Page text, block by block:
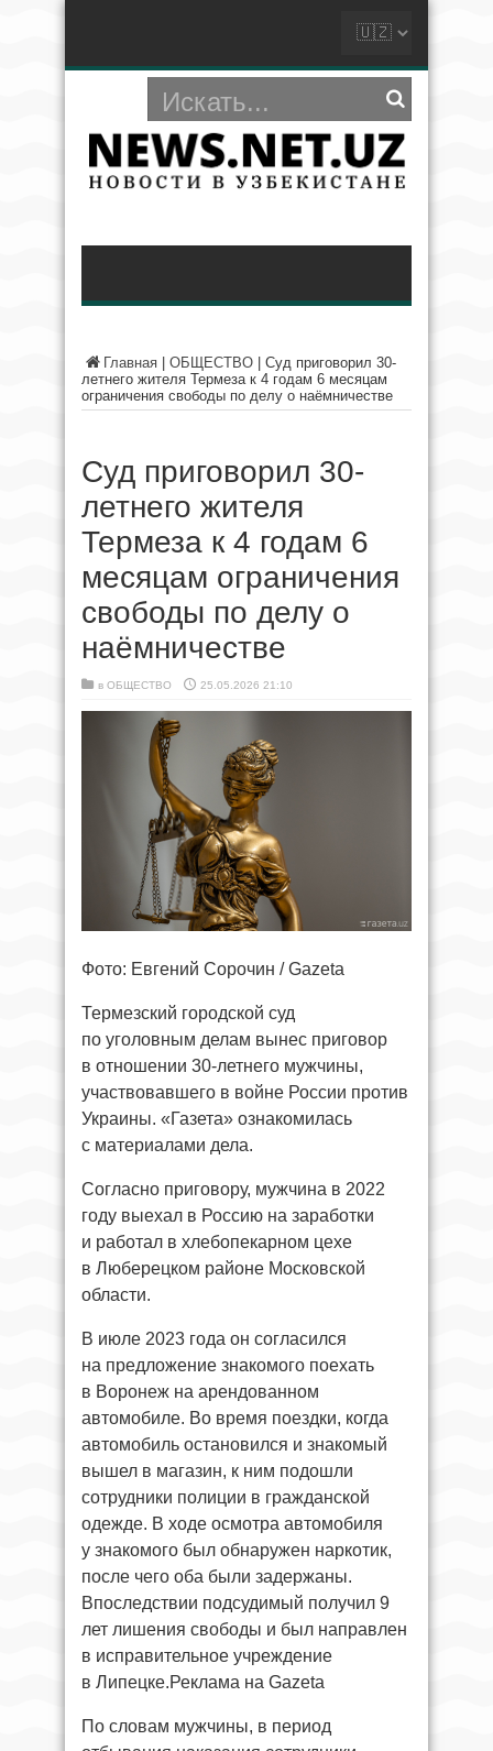
Главная ОБЩЕСТВО
Суд приговорил 30-
летнего жителя Термеза к 4 годам 6 месяцам
ограничения свободы по делу о наёмничестве
Суд приговорил 30-
летнего жителя
Термеза к 4 годам 6
месяцам ограничения
свободы по делу о
наёмничестве
в ОБЩЕСТВО 25.05.2026 21:10
Фото: Евгений Сорочин / Gazeta
Термезский городской суд
по уголовным делам вынес приговор
в отношении 30-летнего мужчины,
участвовавшего в войне России против
Украины. «Газета» ознакомилась
с материалами дела.
Согласно приговору, мужчина в 2022
году выехал в Россию на заработки
и работал в хлебопекарном цехе
в Люберецком районе Московской
области.
В июле 2023 года он согласился
на предложение знакомого поехать
в Воронеж на арендованном
автомобиле. Во время поездки, когда
автомобиль остановился и знакомый
вышел в магазин, к ним подошли
сотрудники полиции в гражданской
одежде. В ходе осмотра автомобиля
у знакомого был обнаружен наркотик,
после чего оба были задержаны.
Впоследствии подсудимый получил 9
лет лишения свободы и был направлен
в исправительное учреждение
в Липецке.Реклама на Gazeta
По словам мужчины, в период